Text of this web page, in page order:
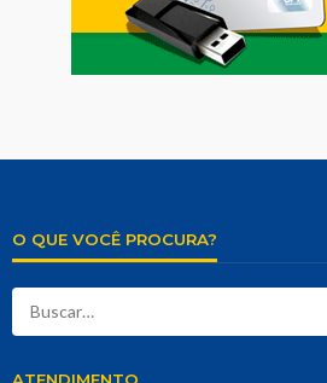
O QUE VOCÊ PROCURA?
ATENDIMENTO